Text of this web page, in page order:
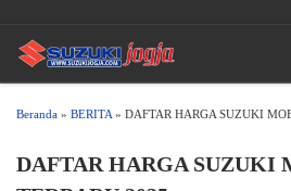
Beranda » BERITA » DAFTAR HARGA SUZUKI
DAFTAR HARGA SUZUKI